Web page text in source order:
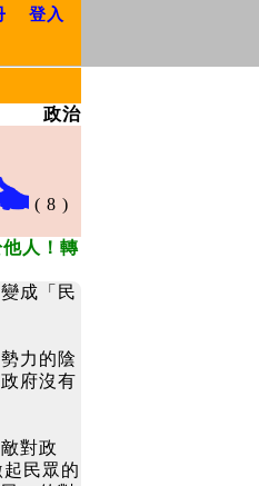
登入
政治
( 8 )
人！轉
成「民
力的陰
府沒有
對政
民眾的